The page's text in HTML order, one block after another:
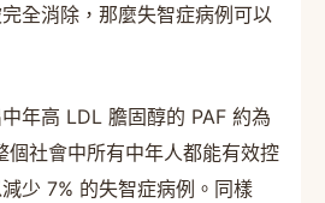
全消除，那麼失智症病例可以
年高 LDL 膽固醇的 PAF 約為
個社會中所有中年人都能有效控
少 7% 的失智症病例。同樣